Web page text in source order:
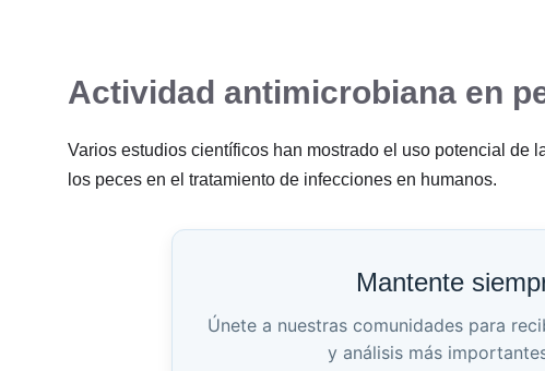
Actividad antimicrobiana en
Varios estudios científicos han mostrado el uso potencial de
los peces en el tratamiento de infecciones en humanos.
Mantente
Únete a nuestras comunidades para
y análisis más